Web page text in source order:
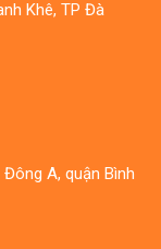
Khê, TP Đà
A, quận Bình